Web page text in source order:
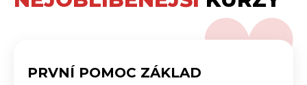
PRVNÍ POMOC ZÁKLAD